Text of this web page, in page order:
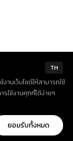
TH
านเว็บไซต์ให้สามารถใช้
ใช้งานคุกกี้ได้ง่ายๆ
ยอมรับทั้งหมด